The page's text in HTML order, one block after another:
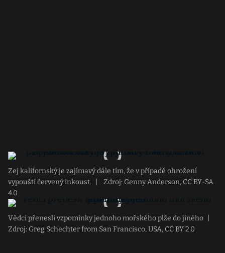
Zej kalifornský je zajímavý dále tím, že v případě ohrožení
vypouští červený inkoust.
Zdroj: Genny Anderson, CC BY-SA
4.0
Vědci přenesli vzpomínky jednoho mořského plže do jiného
Zdroj: Greg Schechter from San Francisco, USA, CC BY 2.0